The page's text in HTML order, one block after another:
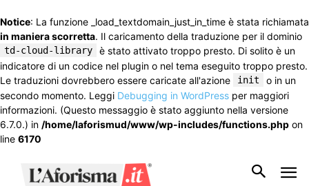
Notice: La funzione _load_textdomain_just_in_time è stata richiamata
in maniera scorretta. Il caricamento della traduzione per il dominio
td-cloud-library
è stato attivato troppo presto. Di solito è un
indicatore di un codice nel plugin o nel tema eseguito troppo presto.
Le traduzioni dovrebbero essere caricate all'azione
init
o in un
secondo momento. Leggi Debugging in WordPress per maggiori
informazioni. (Questo messaggio è stato aggiunto nella versione
6.7.0.) in /home/laforismud/www/wp-includes/functions.php on
line 6170